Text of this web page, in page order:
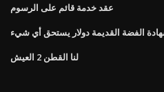
عقد خدمة قائم على الرسوم
الفضة القديمة دولار يستحق أي شيء
لنا القطن 2 العيش